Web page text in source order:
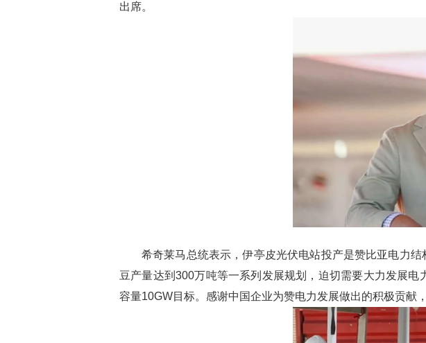
出席。
希奇莱马总统表示，伊亭皮光伏电站投产是赞比亚电力
豆产量达到300万吨等一系列发展规划，迫切需要大力发展
容量10GW目标。感谢中国企业为赞电力发展做出的积极贡献